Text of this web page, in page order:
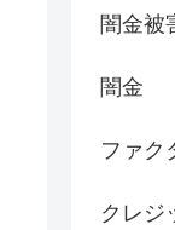
闇金被
闇金
ファク
クレジ